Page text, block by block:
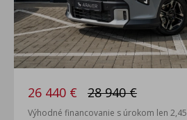
26 440 € 28 940 €
Výhodné financovanie s úrokom len